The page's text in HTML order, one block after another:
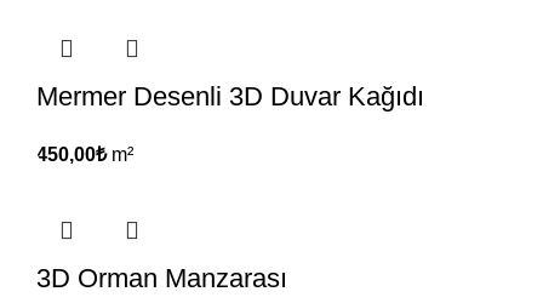
Mermer Desenli 3D Duvar Kağıdı
450,00₺m²
3D Orman Manzarası